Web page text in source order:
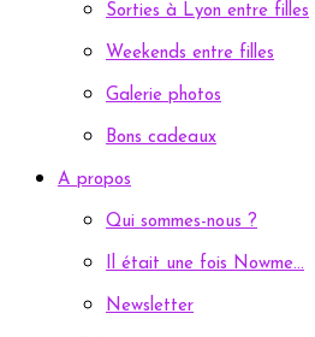
Sorties à Lyon entre filles
Weekends entre filles
Galerie photos
Bons cadeaux
A propos
Qui sommes-nous ?
Il était une fois Nowme…
Newsletter